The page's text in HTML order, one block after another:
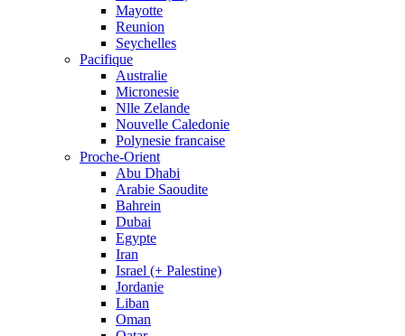
Mayotte
Reunion
Seychelles
Pacifique
Australie
Micronesie
Nlle Zelande
Nouvelle Caledonie
Polynesie francaise
Proche-Orient
Abu Dhabi
Arabie Saoudite
Bahrein
Dubai
Egypte
Iran
Israel (+ Palestine)
Jordanie
Liban
Oman